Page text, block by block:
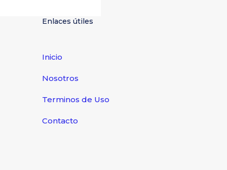
Enlaces útiles
Inicio
Nosotros
Terminos de Uso
Contacto